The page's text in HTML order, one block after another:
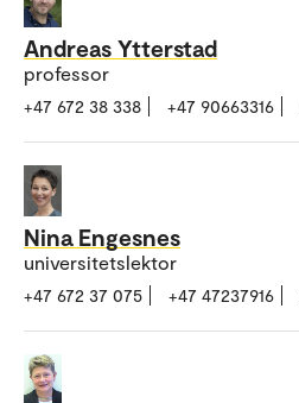
Andreas Ytterstad
professor
+47 672 38 338 +47 90663316
Nina Engesnes
universitetslektor
+47 672 37 075 +47 47237916